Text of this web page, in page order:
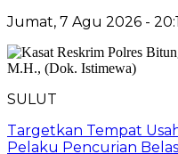
Jumat, 7 Agu 2026 -
SULUT
Targetkan Tempat
Pelaku Pencurian